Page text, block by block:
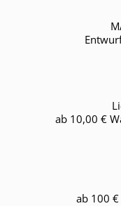
ab 10,00 €
ab 100 €